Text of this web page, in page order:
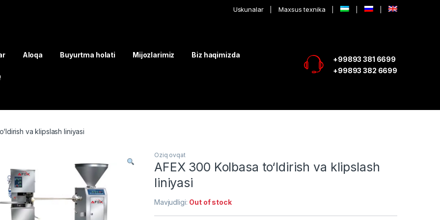
Uskunalar Maxsus texnika
Aloqa Buyurtma holati Mijozlarimiz Biz haqimizda
+99893 381 6699
+99893 382 6699
va klipslash liniyasi
Oziq ovqat
AFEX 300 Kolbasa to‘ldirish va klipslash
liniyasi
Mavjudligi: Out of stock